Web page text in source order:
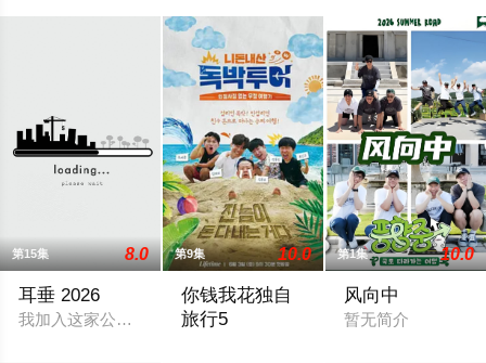
第15集 8.0
耳垂 2026
我加入这家公司是为了替朋友报仇。结果却意外发现了那个男人
第9集 10.0
你钱我花独自
旅行5
第1集 10.0
风向中
暂无简介